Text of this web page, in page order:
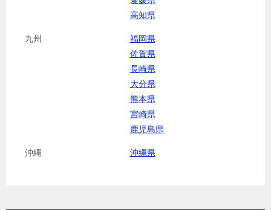
高知県
九州
福岡県
佐賀県
長崎県
大分県
熊本県
宮崎県
鹿児島県
沖縄 沖縄県